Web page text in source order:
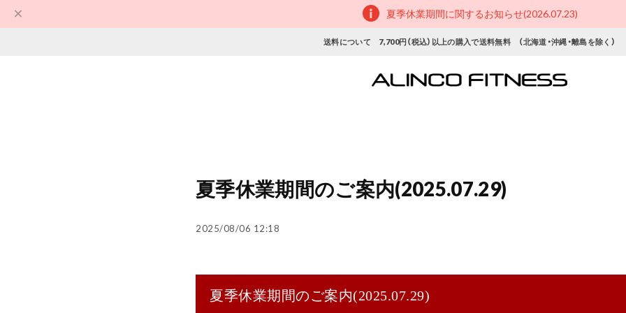
夏季休業期間に関するお知らせ(2026.07.23)
送料について 7,700円（税込）以上の購入で送料無料 （北海道・沖縄・離島を除く）
夏季休業期間のご案内(2025.07.29)
2025/08/06 12:18
夏季休業期間のご案内(2025.07.29)